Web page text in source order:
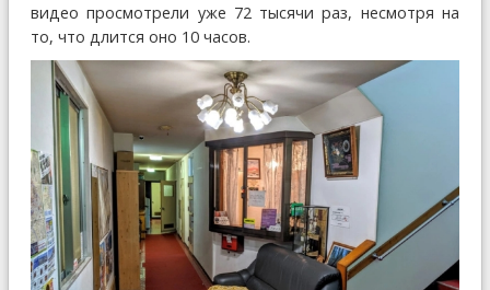
видео просмотрели уже 72 тысячи раз, несмотря на
то, что длится оно 10 часов.